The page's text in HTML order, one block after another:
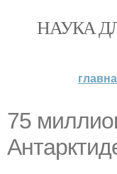
НАУКА
75